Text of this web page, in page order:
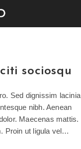
sociosqu
Sed dignissim lacinia
nibh. Aenean
Maecenas mattis.
Proin ut ligula vel…